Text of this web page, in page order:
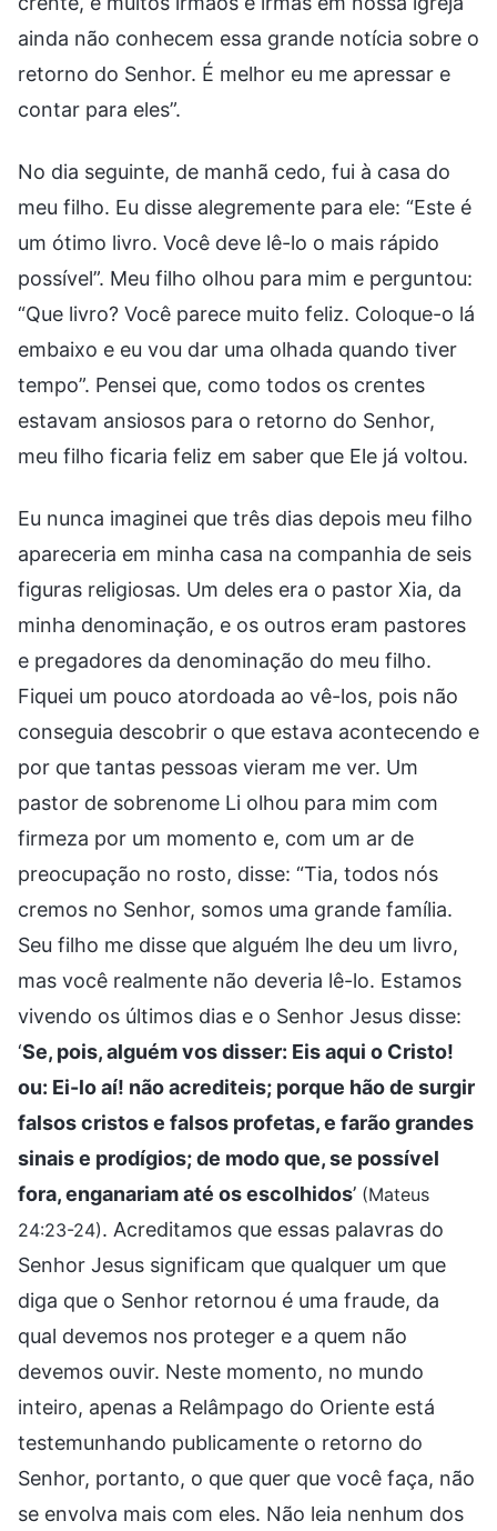
ainda não conhecem essa grande notícia sobre o
retorno do Senhor. É melhor eu me apressar e
contar para eles”.
No dia seguinte, de manhã cedo, fui à casa do
meu filho. Eu disse alegremente para ele: “Este é
um ótimo livro. Você deve lê-lo o mais rápido
possível”. Meu filho olhou para mim e perguntou:
“Que livro? Você parece muito feliz. Coloque-o lá
embaixo e eu vou dar uma olhada quando tiver
tempo”. Pensei que, como todos os crentes
estavam ansiosos para o retorno do Senhor,
meu filho ficaria feliz em saber que Ele já voltou.
Eu nunca imaginei que três dias depois meu filho
apareceria em minha casa na companhia de seis
figuras religiosas. Um deles era o pastor Xia, da
minha denominação, e os outros eram pastores
e pregadores da denominação do meu filho.
Fiquei um pouco atordoada ao vê-los, pois não
conseguia descobrir o que estava acontecendo e
por que tantas pessoas vieram me ver. Um
pastor de sobrenome Li olhou para mim com
firmeza por um momento e, com um ar de
preocupação no rosto, disse: “Tia, todos nós
cremos no Senhor, somos uma grande família.
Seu filho me disse que alguém lhe deu um livro,
mas você realmente não deveria lê-lo. Estamos
vivendo os últimos dias e o Senhor Jesus disse:
‘Se, pois, alguém vos disser: Eis aqui o Cristo!
ou: Ei-lo aí! não acrediteis; porque hão de surgir
falsos cristos e falsos profetas, e farão grandes
sinais e prodígios; de modo que, se possível
fora, enganariam até os escolhidos’ (Mateus
24:23-24). Acreditamos que essas palavras do
Senhor Jesus significam que qualquer um que
diga que o Senhor retornou é uma fraude, da
qual devemos nos proteger e a quem não
devemos ouvir. Neste momento, no mundo
inteiro, apenas a Relâmpago do Oriente está
testemunhando publicamente o retorno do
Senhor, portanto, o que quer que você faça, não
se envolva mais com eles. Não leia nenhum dos